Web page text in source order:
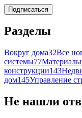
Подписаться
Разделы
Вокруг дома32Все
системы77
конструкции143
дом145Управление
Не нашли